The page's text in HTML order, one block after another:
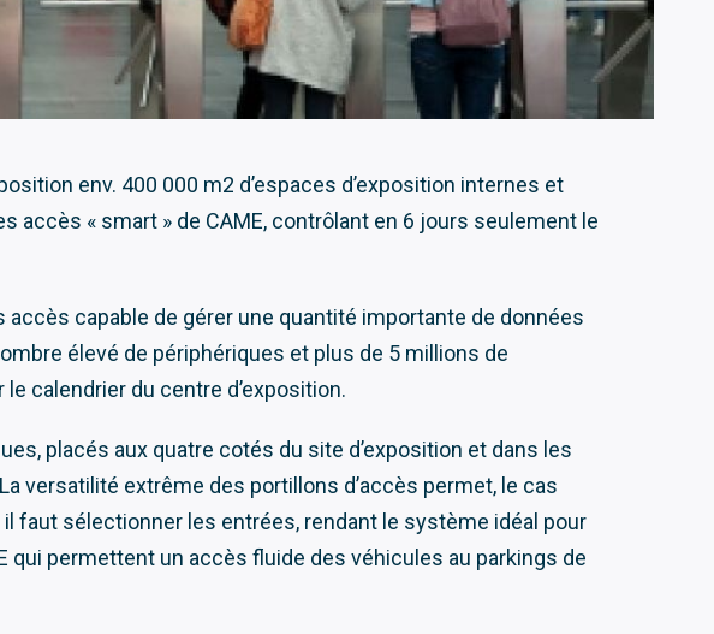
env. 400 000 m2 d’espaces d’exposition internes et
accès « smart » de CAME, contrôlant en 6 jours seulement le
accès capable de gérer une quantité importante de données
élevé de périphériques et plus de 5 millions de
calendrier du centre d’exposition.
placés aux quatre cotés du site d’exposition et dans les
versatilité extrême des portillons d’accès permet, le cas
faut sélectionner les entrées, rendant le système idéal pour
qui permettent un accès fluide des véhicules au parkings de